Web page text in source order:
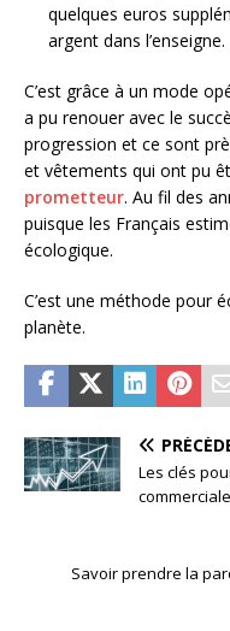
quelques euros
argent dans l’enseigne.
C’est grâce à un mode
a pu renouer avec le
progression et ce sont
et vêtements qui ont pu
prometteur. Au fil des
puisque les Français
écologique.
C’est une méthode pour
planète.
Les clés
commerciale
Savoir prendre la